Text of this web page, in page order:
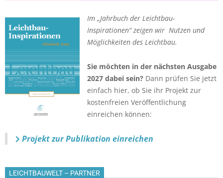
Im „Jahrbuch der Leichtbau-
Inspirationen“ zeigen wir Nutzen und
Möglichkeiten des Leichtbau.
Sie möchten in der nächsten Ausgabe
2027 dabei sein? Dann prüfen Sie jetzt
einfach hier, ob Sie ihr Projekt zur
kostenfreien Veröffentlichung
einreichen können:
Projekt zur Publikation einreichen
LEICHTBAUWELT – PARTNER